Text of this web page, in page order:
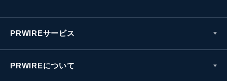
PRWIREサービス
PRWIREについて